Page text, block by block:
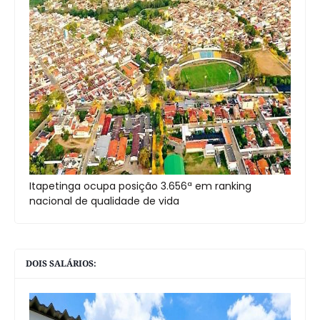
Itapetinga ocupa posição 3.656ª em ranking
nacional de qualidade de vida
DOIS SALÁRIOS: